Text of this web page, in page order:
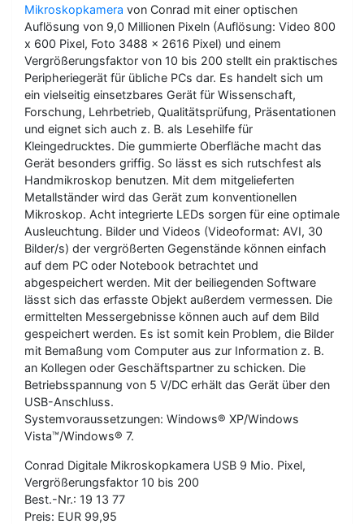
Mikroskopkamera von Conrad mit einer optischen
Auflösung von 9,0 Millionen Pixeln (Auflösung: Video 800
x 600 Pixel, Foto 3488 x 2616 Pixel) und einem
Vergrößerungsfaktor von 10 bis 200 stellt ein praktisches
Peripheriegerät für übliche PCs dar. Es handelt sich um
ein vielseitig einsetzbares Gerät für Wissenschaft,
Forschung, Lehrbetrieb, Qualitätsprüfung, Präsentationen
und eignet sich auch z. B. als Lesehilfe für
Kleingedrucktes. Die gummierte Oberfläche macht das
Gerät besonders griffig. So lässt es sich rutschfest als
Handmikroskop benutzen. Mit dem mitgelieferten
Metallständer wird das Gerät zum konventionellen
Mikroskop. Acht integrierte LEDs sorgen für eine optimale
Ausleuchtung. Bilder und Videos (Videoformat: AVI, 30
Bilder/s) der vergrößerten Gegenstände können einfach
auf dem PC oder Notebook betrachtet und
abgespeichert werden. Mit der beiliegenden Software
lässt sich das erfasste Objekt außerdem vermessen. Die
ermittelten Messergebnisse können auch auf dem Bild
gespeichert werden. Es ist somit kein Problem, die Bilder
mit Bemaßung vom Computer aus zur Information z. B.
an Kollegen oder Geschäftspartner zu schicken. Die
Betriebsspannung von 5 V/DC erhält das Gerät über den
USB-Anschluss.
Systemvoraussetzungen: Windows® XP/Windows
Vista™/Windows® 7.
Conrad Digitale Mikroskopkamera USB 9 Mio. Pixel,
Vergrößerungsfaktor 10 bis 200
Best.-Nr.: 19 13 77
Preis: EUR 99,95